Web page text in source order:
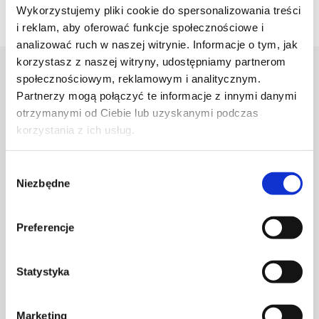
Wykorzystujemy pliki cookie do spersonalizowania treści
i reklam, aby oferować funkcje społecznościowe i
analizować ruch w naszej witrynie. Informacje o tym, jak
korzystasz z naszej witryny, udostępniamy partnerom
społecznościowym, reklamowym i analitycznym.
Partnerzy mogą połączyć te informacje z innymi danymi
otrzymanymi od Ciebie lub uzyskanymi podczas
korzystania z ich usług.
zgody
Niezbędne
Preferencje
Statystyka
Marketing
Projektant
Karolina Zagrodzka